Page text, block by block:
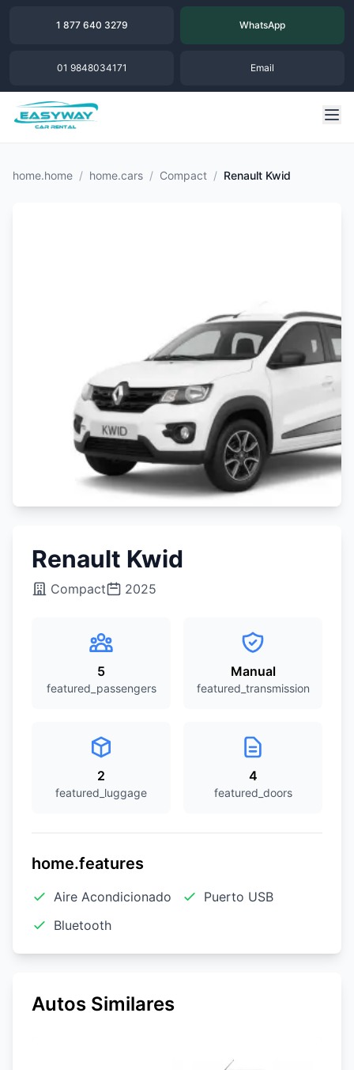
1 877 640 3279 WhatsApp
01 9848034171 Email
home.home / home.cars / Compact / Renault Kwid
Renault Kwid
Compact 2025
5
featured_passengers
Manual
featured_transmission
2
featured_luggage
4
featured_doors
home.features
Aire Acondicionado
Puerto USB
Bluetooth
Autos Similares